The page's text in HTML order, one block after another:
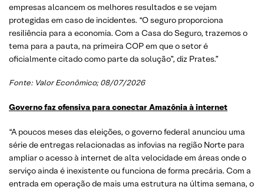
empresas alcancem os melhores resultados e se vejam
protegidas em caso de incidentes. “O seguro proporciona
resiliência para a economia. Com a Casa do Seguro, trazemos o
tema para a pauta, na primeira COP em que o setor é
oficialmente citado como parte da solução”, diz Prates.”
Fonte: Valor Econômico; 08/07/2026
Governo faz ofensiva para conectar Amazônia à internet
“A poucos meses das eleições, o governo federal anunciou uma
série de entregas relacionadas as infovias na região Norte para
ampliar o acesso à internet de alta velocidade em áreas onde o
serviço ainda é inexistente ou funciona de forma precária. Com a
entrada em operação de mais uma estrutura na última semana, o